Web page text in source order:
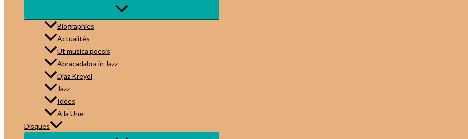
Biographies
Actualités
Ut musica poesis
Abracadabra in Jazz
Djaz Kreyol
Jazz
Idées
A la Une
Disques